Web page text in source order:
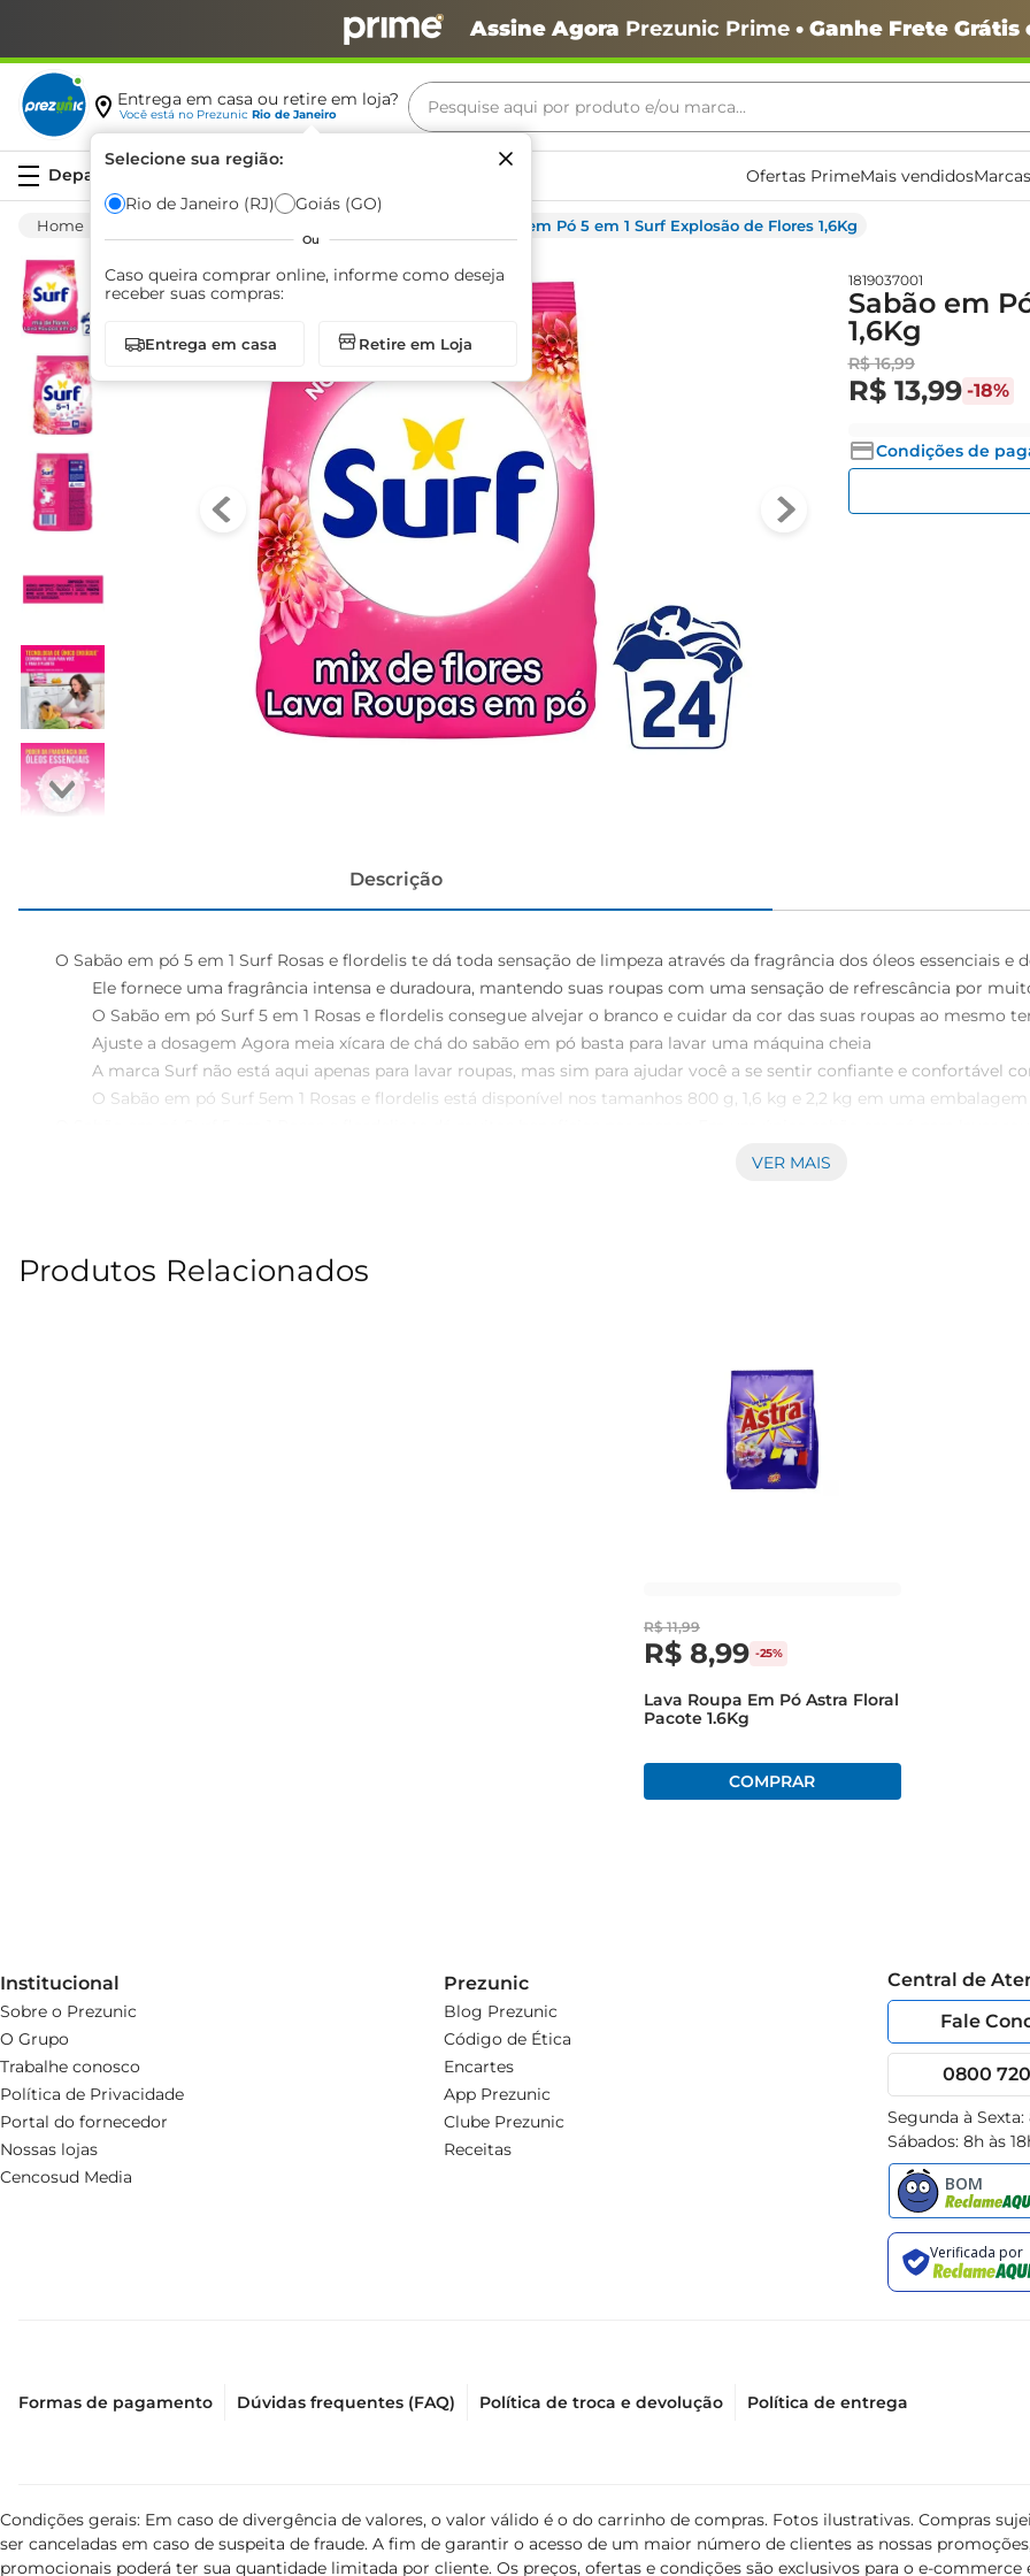
Assine Agora Prezunic Prime• Ganhe Frete Grátis
Entrega em casa ou retire em loja?
Você está no Prezunic Rio de Janeiro
Selecione sua região:
Rio de Janeiro (RJ) Goiás (GO)
Ou
Caso queira comprar online, informe como deseja
receber suas compras:
Entrega em casa Retire em Loja
Pesquise aqui por produto e/ou marca...
Ofertas PrimeMais vendidos
Sabão em Pó 5 em 1 Surf Explosão de Flores 1,6Kg
1819037001
Sabão em
1,6Kg
R$ 16,99
R$ 13,99 -18%
Condições de
Descrição
O Sabão em pó 5 em 1 Surf Rosas e flordelis te dá toda sensação de limpeza através da fragrância dos óleos essenciais
duradoura, e bom custobenefício, que alveja o branco, tira manchas e cuida da cor Todos os benefícios a um preço
apenas 1/2 xícara de chá você lava uma máquina cheia Os produtos lavaroupas da Surf vêm em trêsformatos
VER MAIS
Produtos Relacionados
R$ 11,99
R$ 8,99 -25%
Lava Roupa Em Pó Astra Floral
Pacote 1.6Kg
Institucional
Sobre o Prezunic
O Grupo
Trabalhe conosco
Política de Privacidade
Portal do fornecedor
Nossas lojas
Cencosud Media
Prezunic
Blog Prezunic
Código de Ética
Encartes
App Prezunic
Clube Prezunic
Receitas
Central de
Fale
0800 720
Segunda à
Sábados: 8h às
Formas de pagamento Dúvidas frequentes (FAQ) Política de troca e devolução Política de entrega
Condições gerais: Em caso de divergência de valores, o valor válido é o do carrinho de compras. Fotos ilustrativas. Compras
ser canceladas em caso de suspeita de fraude. A fim de garantir o acesso de um maior número de clientes as nossas
promocionais poderá ter sua quantidade limitada por cliente. Os preços, ofertas e condições são exclusivos para o e-
Termos mais buscados
café
biscoito
azeite
arroz
iogurte
papel higiênico